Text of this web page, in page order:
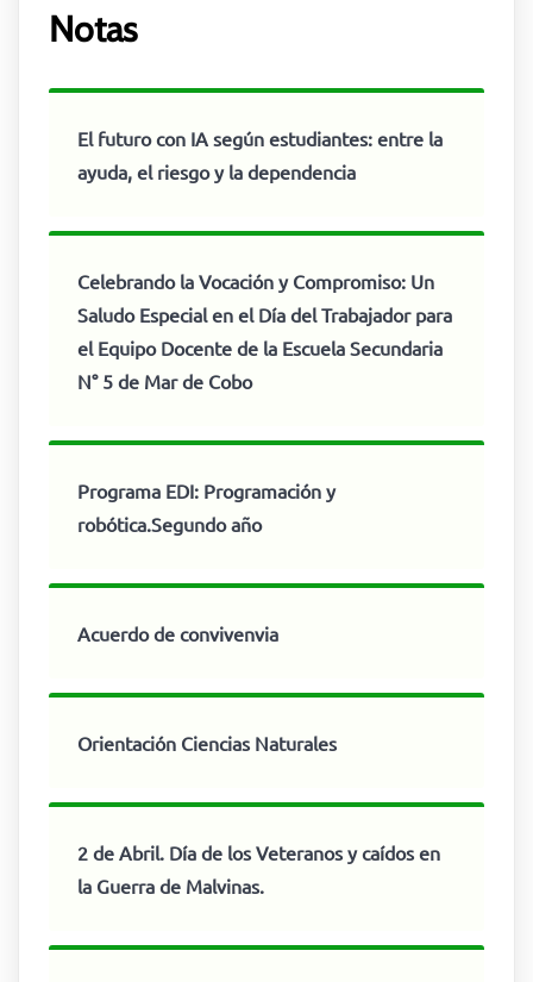
Notas
El futuro con IA según estudiantes: entre la
ayuda, el riesgo y la dependencia
Celebrando la Vocación y Compromiso: Un
Saludo Especial en el Día del Trabajador para
el Equipo Docente de la Escuela Secundaria
N° 5 de Mar de Cobo
Programa EDI: Programación y
robótica.Segundo año
Acuerdo de convivenvia
Orientación Ciencias Naturales
2 de Abril. Día de los Veteranos y caídos en
la Guerra de Malvinas.